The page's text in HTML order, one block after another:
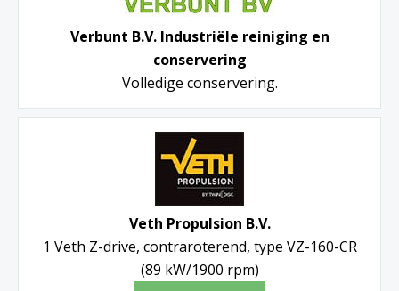
Verbunt B.V. Industriële reiniging en
conservering
Volledige conservering.
Veth Propulsion B.V.
1 Veth Z-drive, contraroterend, type VZ-160-CR
(89 kW/1900 rpm)